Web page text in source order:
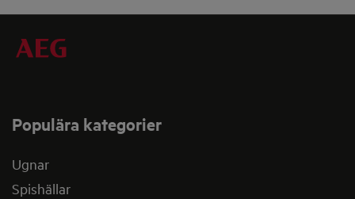
Populära kategorier
Ugnar
Spishällar